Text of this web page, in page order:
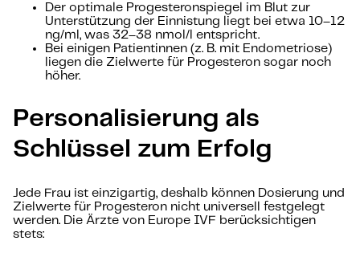
Der optimale Progesteronspiegel im Blut zur
Unterstützung der Einnistung liegt bei etwa 10–12
ng/ml, was 32–38 nmol/l entspricht.
Bei einigen Patientinnen (z. B. mit Endometriose)
liegen die Zielwerte für Progesteron sogar noch
höher.
Personalisierung als
Schlüssel zum Erfolg
Jede Frau ist einzigartig, deshalb können Dosierung und
Zielwerte für Progesteron nicht universell festgelegt
werden. Die Ärzte von Europe IVF berücksichtigen
stets: